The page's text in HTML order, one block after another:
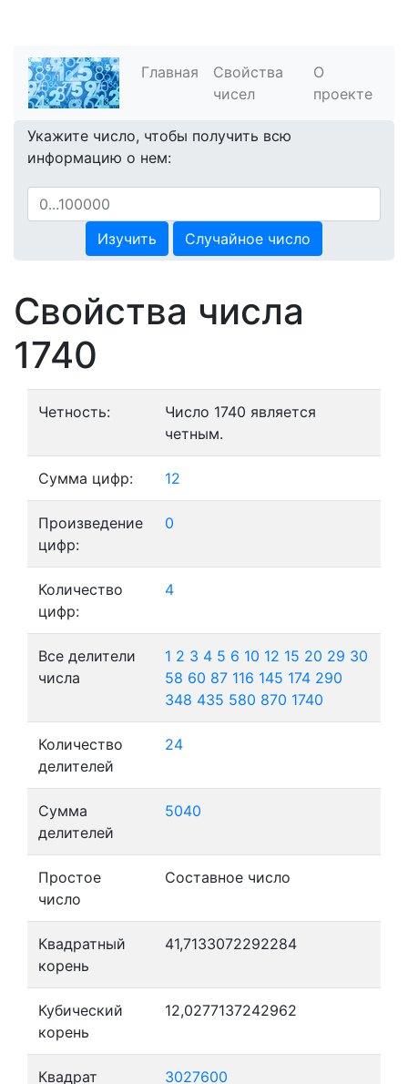
Главная
Свойства
чисел
О
проекте
Укажите число, чтобы получить всю
информацию о нем:
Изучить Случайное число
Свойства числа
1740
Четность:
Число 1740 является
четным.
Сумма цифр: 12
Произведение
цифр:
0
Количество
цифр:
4
Все делители
числа
1 2 3 4 5 6 10 12 15 20 29 30
58 60 87 116 145 174 290
348 435 580 870 1740
Количество
делителей
24
Сумма
делителей
5040
Простое
число
Составное число
Квадратный
корень
41,7133072292284
Кубический
корень
12,0277137242962
Квадрат 3027600